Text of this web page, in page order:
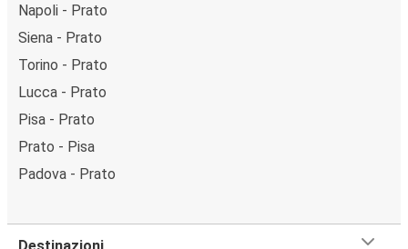
Napoli - Prato
Siena - Prato
Torino - Prato
Lucca - Prato
Pisa - Prato
Prato - Pisa
Padova - Prato
Destinazioni